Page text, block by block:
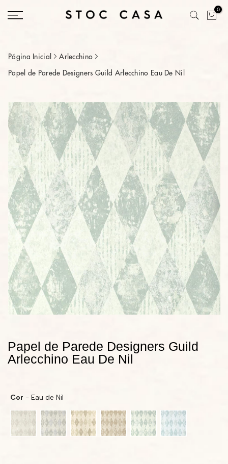
Saltar
0
Página Inicial Arlecchino
Papel de Parede Designers Guild Arlecchino Eau De Nil
Papel de Parede Designers Guild
Arlecchino Eau De Nil
Cor - Eau de Nil